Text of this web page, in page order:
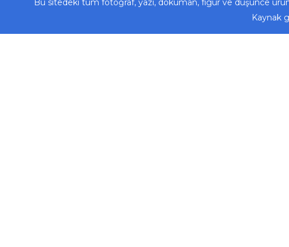
Bu sitedeki tüm fotoğraf, yazı, döküman, figür ve düşünce
Kaynak